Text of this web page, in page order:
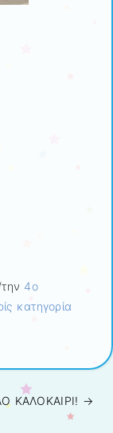
4ο
κατηγορία
ΚΑΛΟΚΑΙΡΙ! →